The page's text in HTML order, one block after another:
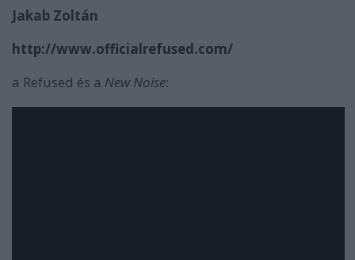
Jakab Zoltán
http://www.officialrefused.com/
a Refused és a New Noise: